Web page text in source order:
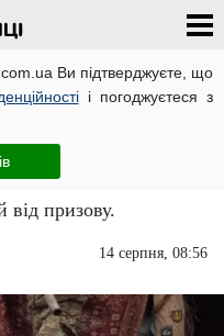
Ви підтверджуєте, що
і погоджуєтеся з
а хто може
від призову.
14 серпня, 08:56